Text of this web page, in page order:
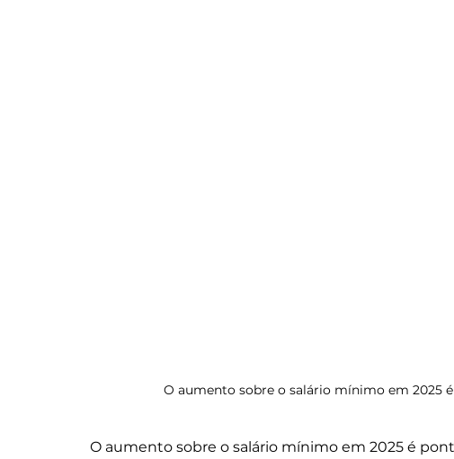
O aumento sobre o salário mínimo em 2025
O aumento sobre o salário mínimo em 2025 é